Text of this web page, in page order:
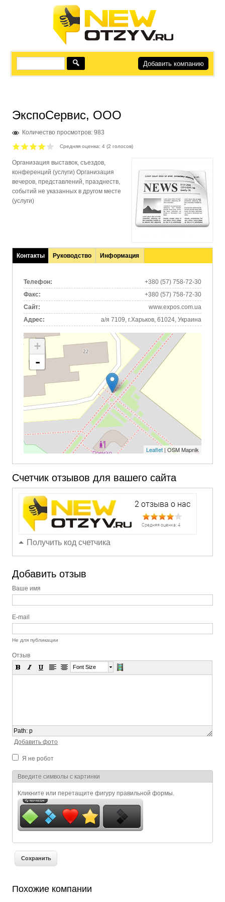
Добавить компанию
ЭкспоСервис, ООО
Количество просмотров: 983
Средняя оценка:4 (2 голосов)
Организация выставок, съездов,
конференций (услуги) Организация
вечеров, представлений, празднеств,
событий не указанных в другом месте
(услуги)
Контакты
(активная
Руководство Информация
Телефон:
+380 (57) 758-72-30
Факс:
+380 (57) 758-72-30
Сайт:
www.expos.com.ua
Адрес:
а/я 7109, г.Харьков, 61024, Украина
+
-
Leaflet| OSM Mapnik
Счетчик отзывов для вашего сайта
Получить код счетчика
Добавить отзыв
Ваше имя
E-mail
Не для публикации
Отзыв
Font Size
Path:p
Добавить фото
Я не робот
Я спамер
Введите символы с картинки
Кликните или перетащите фигуру правильной формы.
Похожие компании